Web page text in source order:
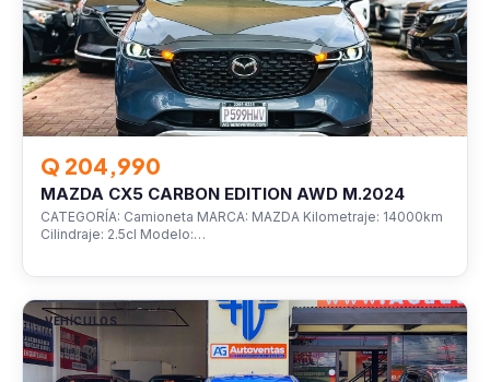
Q 204,990
MAZDA CX5 CARBON EDITION AWD M.2024
CATEGORÍA: Camioneta MARCA: MAZDA Kilometraje: 14000km
Cilindraje: 2.5cl Modelo:…
VEHÍCULOS